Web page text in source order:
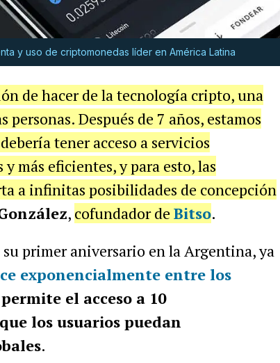
y uso de criptomonedas líder en América Latina
de hacer de la tecnología cripto, una
Después de 7 años, estamos
tener acceso a servicios
más eficientes, y para esto, las
a infinitas posibilidades de concepción
, cofundador de Bitso.
primer aniversario en la Argentina, ya
exponencialmente entre los
el acceso a 10
los usuarios puedan
.